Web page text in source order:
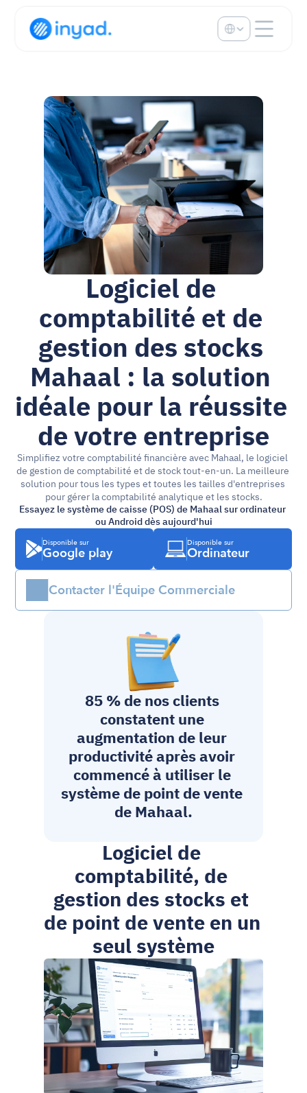
Logiciel de
comptabilité et de
gestion des stocks
Mahaal : la solution
idéale pour la réussite
de votre entreprise
Simplifiez votre comptabilité financière avec Mahaal, le logiciel
de gestion de comptabilité et de stock tout-en-un. La meilleure
solution pour tous les types et toutes les tailles d'entreprises
pour gérer la comptabilité analytique et les stocks.
Essayez le système de caisse (POS) de Mahaal sur ordinateur
ou Android dès aujourd'hui
Disponible sur
Google play
Disponible sur
Ordinateur
Contacter l'Équipe Commerciale
85 % de nos clients
constatent une
augmentation de leur
productivité après avoir
commencé à utiliser le
système de point de vente
de Mahaal.
Logiciel de
comptabilité, de
gestion des stocks et
de point de vente en un
seul système
Select Language